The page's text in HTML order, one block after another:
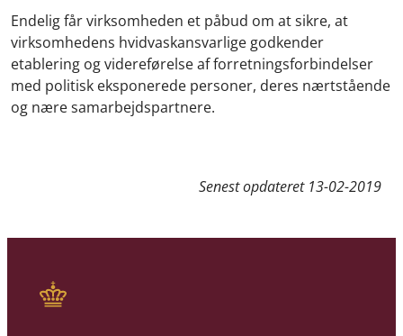
Endelig får virksomheden et påbud om at sikre, at
virksomhedens hvidvaskansvarlige godkender
etablering og videreførelse af forretningsforbindelser
med politisk eksponerede personer, deres nærtstående
og nære samarbejdspartnere.
Senest opdateret 13-02-2019